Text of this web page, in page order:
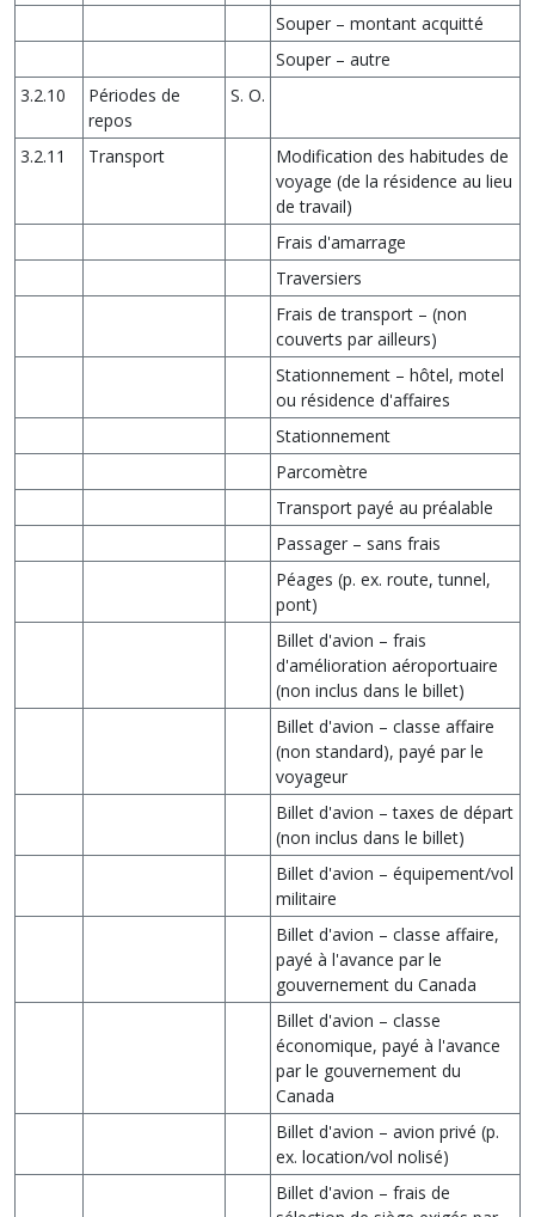
Souper – montant acquitté
Souper – autre
3.2.10
Périodes de
repos
S. O.
3.2.11 Transport
Modification des habitudes de
voyage (de la résidence au lieu
de travail)
Frais d'amarrage
Traversiers
Frais de transport – (non
couverts par ailleurs)
Stationnement – hôtel, motel
ou résidence d'affaires
Stationnement
Parcomètre
Transport payé au préalable
Passager – sans frais
Péages (p. ex. route, tunnel,
pont)
Billet d'avion – frais
d'amélioration aéroportuaire
(non inclus dans le billet)
Billet d'avion – classe affaire
(non standard), payé par le
voyageur
Billet d'avion – taxes de départ
(non inclus dans le billet)
Billet d'avion – équipement/vol
militaire
Billet d'avion – classe affaire,
payé à l'avance par le
gouvernement du Canada
Billet d'avion – classe
économique, payé à l'avance
par le gouvernement du
Canada
Billet d'avion – avion privé (p.
ex. location/vol nolisé)
Billet d'avion – frais de